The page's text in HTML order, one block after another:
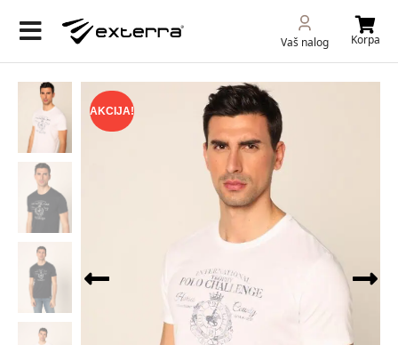
Vaš nalog Korpa
AKCIJA!